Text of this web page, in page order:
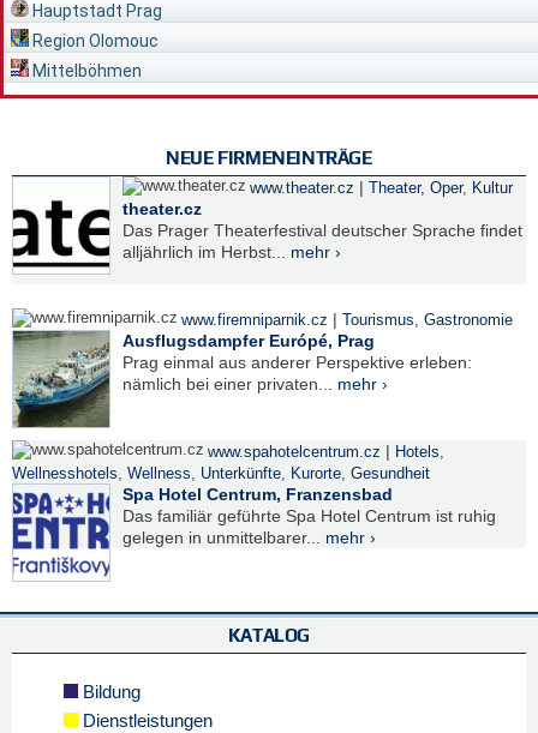
Hauptstadt Prag
Region Olomouc
Mittelböhmen
NEUE FIRMENEINTRÄGE
www.theater.cz | Theater, Oper, Kultur
theater.cz
Das Prager Theaterfestival deutscher Sprache findet
alljährlich im Herbst... mehr ›
www.firemniparnik.cz | Tourismus, Gastronomie
Ausflugsdampfer Európé, Prag
Prag einmal aus anderer Perspektive erleben:
nämlich bei einer privaten... mehr ›
www.spahotelcentrum.cz | Hotels,
Wellnesshotels, Wellness, Unterkünfte, Kurorte, Gesundheit
Spa Hotel Centrum, Franzensbad
Das familiär geführte Spa Hotel Centrum ist ruhig
gelegen in unmittelbarer... mehr ›
KATALOG
Bildung
Dienstleistungen